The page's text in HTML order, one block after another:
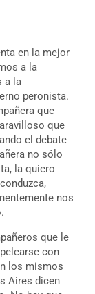
en la mejor
a la
a la
peronista.
que
que
el debate
no sólo
la quiero
nos
que le
con
los mismos
Aires dicen